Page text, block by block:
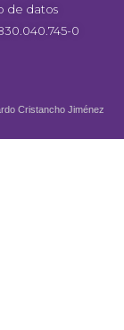
de datos
0
Cristancho Jiménez